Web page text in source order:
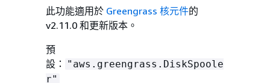
此功能適用於 Greengrass 核元件的
v2.11.0 和更新版本。
預
設：
"aws.greengrass.DiskSpoole
r"